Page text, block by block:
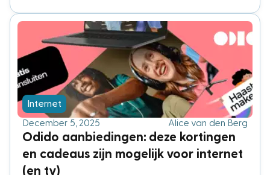
Internet
December 5, 2025
Alice van den Berg
Odido aanbiedingen: deze kortingen
en cadeaus zijn mogelijk voor internet
(en tv)